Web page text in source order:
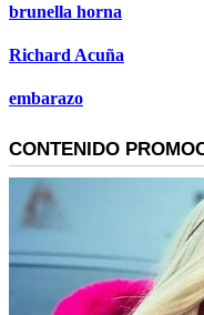
brunella horna
Richard Acuña
embarazo